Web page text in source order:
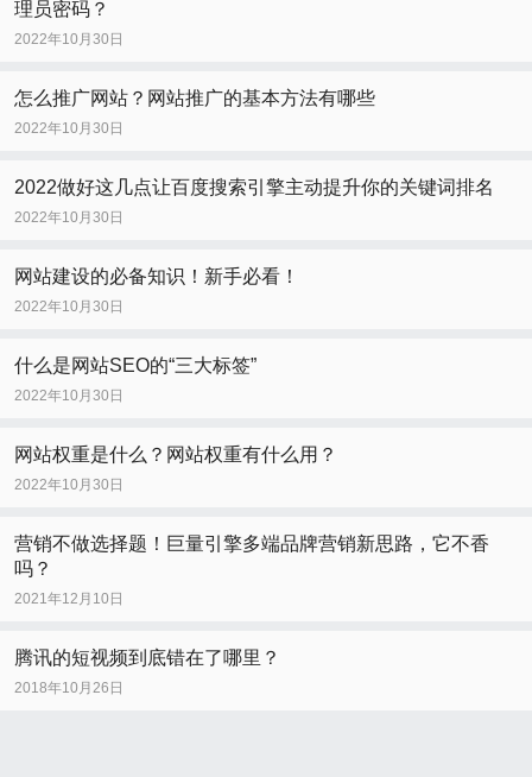
理员密码？
2022年10月30日
怎么推广网站？网站推广的基本方法有哪些
2022年10月30日
2022做好这几点让百度搜索引擎主动提升你的关键词排名
2022年10月30日
网站建设的必备知识！新手必看！
2022年10月30日
什么是网站SEO的“三大标签”
2022年10月30日
网站权重是什么？网站权重有什么用？
2022年10月30日
营销不做选择题！巨量引擎多端品牌营销新思路，它不香
吗？
2021年12月10日
腾讯的短视频到底错在了哪里？
2018年10月26日